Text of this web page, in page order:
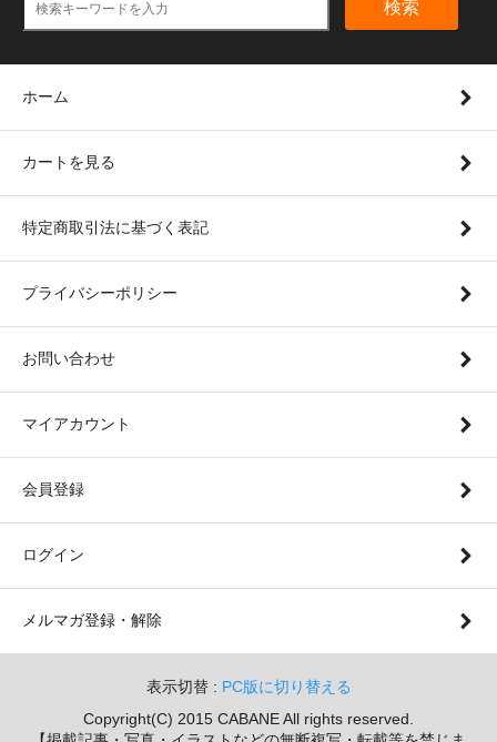
検索
ホーム
カートを見る
特定商取引法に基づく表記
プライバシーポリシー
お問い合わせ
マイアカウント
会員登録
ログイン
メルマガ登録・解除
表示切替 : PC版に切り替える
Copyright(C) 2015 CABANE All rights reserved.